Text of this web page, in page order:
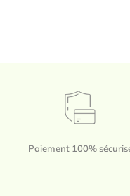
Paiement 100%